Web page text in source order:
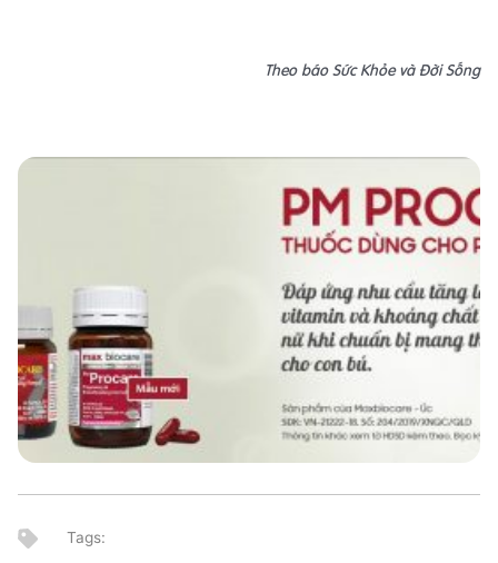
Theo báo Sức Khỏe và Đời Sống